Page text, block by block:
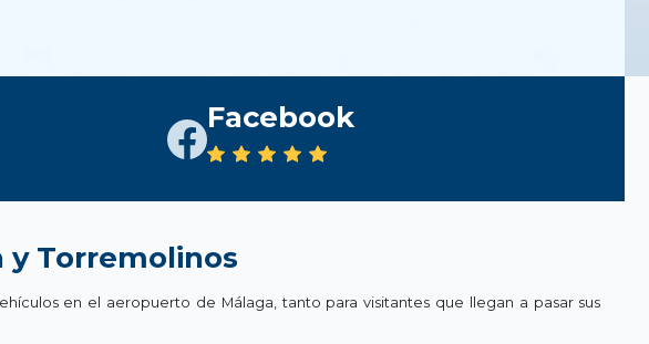
Facebook
y Torremolinos
en el aeropuerto de Málaga, tanto para visitantes que llegan a pasar sus